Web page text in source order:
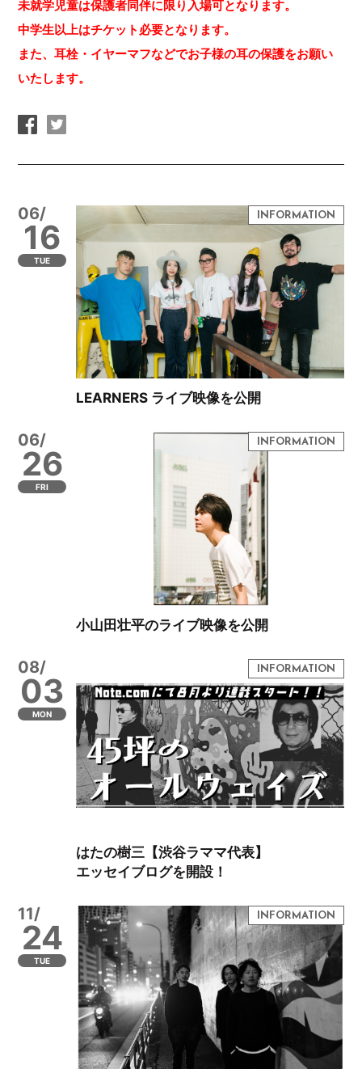
未就学児童は保護者同伴に限り入場可となります。
中学生以上はチケット 必要となります。
また、耳栓・イヤーマフなどでお子様の耳の保護をお願い
いたします。
06/
16
TUE
LEARNERS ライブ映像を公開
06/
26
FRI
小山田壮平のライブ映像を公開
08/
03
MON
はたの樹三【渋谷ラママ代表】
エッセイブログを開設！
11/
24
TUE